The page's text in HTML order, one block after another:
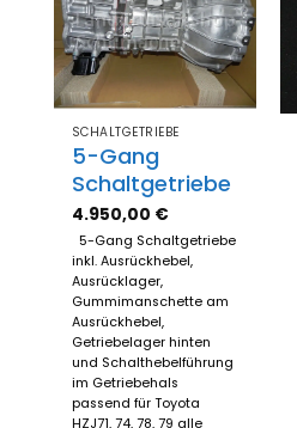
Zum
Merkzettel
hinzufügen
SCHALTGETRIEBE
5-Gang
Schaltgetriebe
4.950,00 €
5-Gang Schaltgetriebe
inkl. Ausrückhebel,
Ausrücklager,
Gummimanschette am
Ausrückhebel,
Getriebelager hinten
und Schalthebelführung
im Getriebehals
passend für Toyota
HZJ71, 74, 78, 79 alle